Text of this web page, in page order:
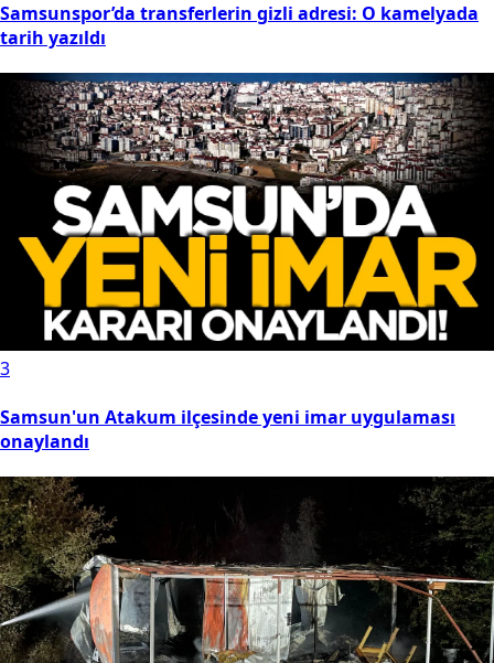
Samsunspor’da transferlerin gizli adresi: O kamelyada
tarih yazıldı
3
Samsun'un Atakum ilçesinde yeni imar uygulaması
onaylandı